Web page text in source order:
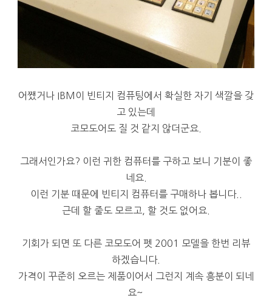
어쨌거나 IBM이 빈티지 컴퓨팅에서 확실한 자기 색깔을 갖
고 있는데
코모도어도 질 것 같지 않더군요.
그래서인가요? 이런 귀한 컴퓨터를 구하고 보니 기분이 좋
네요.
이런 기분 때문에 빈티지 컴퓨터를 구매하나 봅니다..
근데 할 줄도 모르고, 할 것도 없어요.
기회가 되면 또 다른 코모도어 펫 2001 모델을 한번 리뷰
하겠습니다.
가격이 꾸준히 오르는 제품이어서 그런지 계속 흥분이 되네
요~